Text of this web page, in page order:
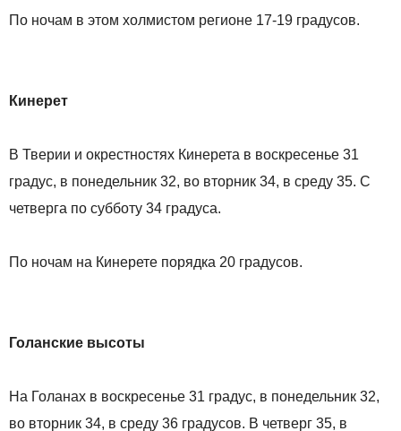
По ночам в этом холмистом регионе 17-19 градусов.
Кинерет
В Тверии и окрестностях Кинерета в воскресенье 31
градус, в понедельник 32, во вторник 34, в среду 35. С
четверга по субботу 34 градуса.
По ночам на Кинерете порядка 20 градусов.
Голанские высоты
На Голанах в воскресенье 31 градус, в понедельник 32,
во вторник 34, в среду 36 градусов. В четверг 35, в